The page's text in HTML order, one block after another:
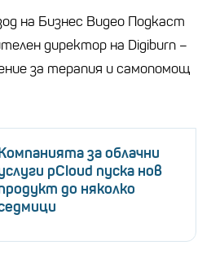
на Бизнес Видео Подкаст
директор на Digiburn –
за терапия и самопомощ
за облачни
pCloud пуска нов
до няколко